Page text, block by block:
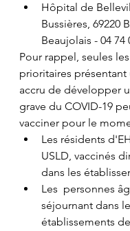
Hôpital de
Bussières, 69220
Beaujolais - 04 74
Pour rappel, seules
prioritaires présentant
accru de développer
grave du COVID-19
vacciner pour le
Les résidents
USLD, vaccinés
dans les
Les  personnes
séjournant dans
établissements